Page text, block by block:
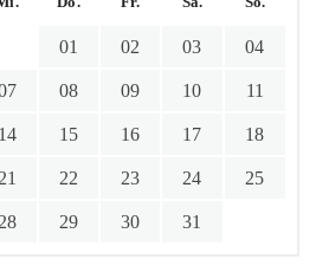
01 02 03 04
08 09 10 11
14 15 16 17 18
21 22 23 24 25
28 29 30 31